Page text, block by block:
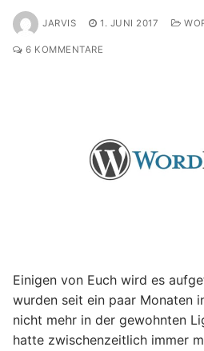
JARVIS 1. JUNI 2017
6 KOMMENTARE
Einigen von Euch wird es
wurden seit ein paar Monaten
nicht mehr in der gewohnten
hatte zwischenzeitlich immer